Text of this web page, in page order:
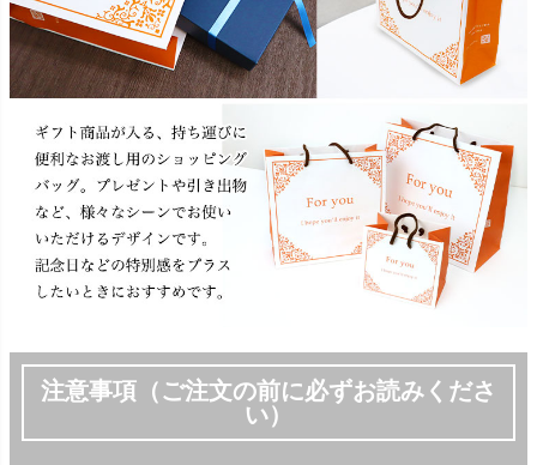
注意事項（ご注文の前に必ずお読みくださ
い）